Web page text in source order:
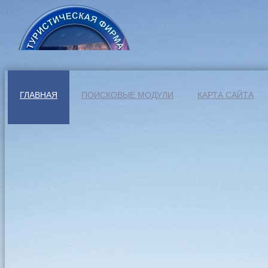
ГЛАВНАЯ ПОИСКОВЫЕ МОДУЛИ КАРТА САЙТА